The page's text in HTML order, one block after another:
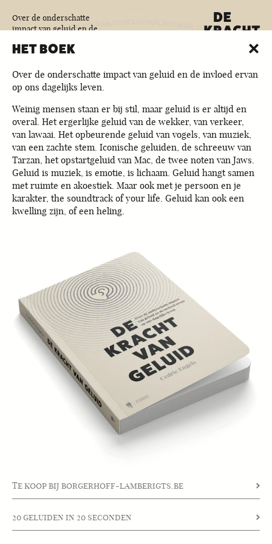
Over de onderschatte
impact van geluid en de
dagelijks leven.
Huidige site-taal is Nederlands
nl · Verander site-taal naar English
en
HET BOEK
Over de onderschatte impact van geluid en de invloed ervan
op ons dagelijks leven.
Weinig mensen staan er bij stil, maar geluid is er altijd en
overal. Het ergerlijke geluid van de wekker, van verkeer,
van lawaai. Het opbeurende geluid van vogels, van muziek,
van een zachte stem. Iconische geluiden, de schreeuw van
Tarzan, het opstartgeluid van Mac, de twee noten van Jaws.
Geluid is muziek, is emotie, is lichaam. Geluid hangt samen
met ruimte en akoestiek. Maar ook met je persoon en je
karakter, the soundtrack of your life. Geluid kan ook een
kwelling zijn, of een heling.
Te koop bij borgerhoff-lamberigts.be
20 geluiden in 20 seconden